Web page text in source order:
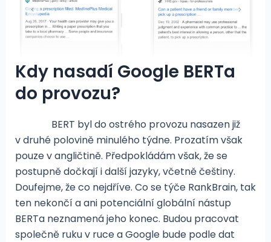
Kdy nasadí Google BERTa
do provozu?
BERT byl do ostrého provozu nasazen již
v druhé polovině minulého týdne. Prozatím však
pouze v angličtině. Předpokládám však, že se
postupně dočkají i další jazyky, včetně češtiny.
Doufejme, že co nejdříve. Co se týče RankBrain, tak
ten nekončí a ani potenciální globální nástup
BERTa neznamená jeho konec. Budou pracovat
společně ruku v ruce a Google bude podle dat